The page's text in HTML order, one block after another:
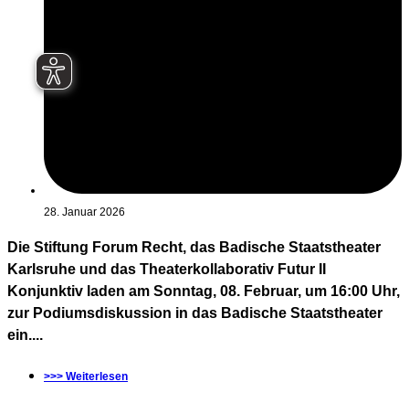
28. Januar 2026
Die Stiftung Forum Recht, das Badische Staatstheater
Karlsruhe und das Theaterkollaborativ Futur II
Konjunktiv laden am Sonntag, 08. Februar, um 16:00 Uhr,
zur Podiumsdiskussion in das Badische Staatstheater
ein....
>>> Weiterlesen